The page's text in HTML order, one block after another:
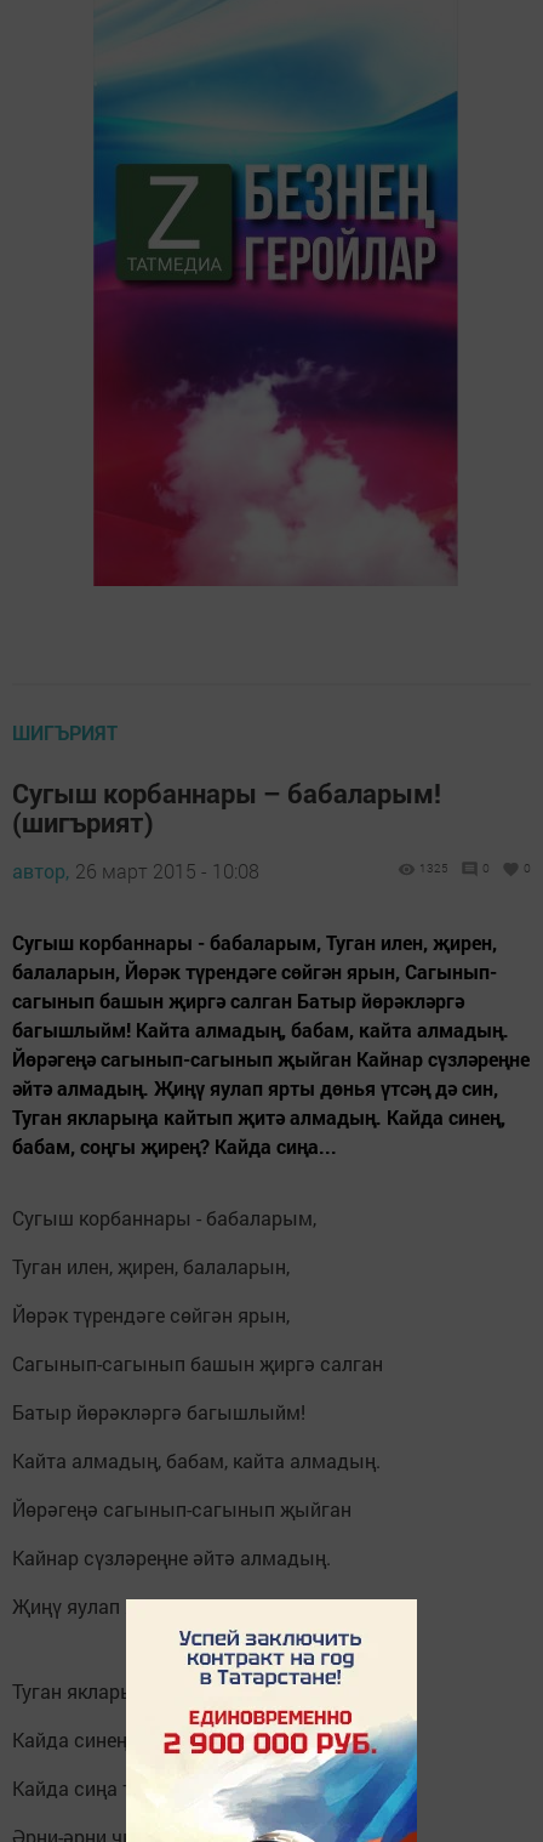
ШИГЪРИЯТ
Сугыш корбаннары – бабаларым!
(шигърият)
автор, 26 март 2015 - 10:08 1325 0 0
Сугыш корбаннары - бабаларым, Туган илен, җирен,
балаларын, Йөрәк түрендәге сөйгән ярын, Сагынып-
сагынып башын җиргә салган Батыр йөрәкләргә
багышлыйм! Кайта алмадың, бабам, кайта алмадың.
Йөрәгеңә сагынып-сагынып җыйган Кайнар сүзләреңне
әйтә алмадың. Җиңү яулап ярты дөнья үтсәң дә син,
Туган якларыңа кайтып җитә алмадың. Кайда синең,
бабам, соңгы җирең? Кайда сиңа...
Сугыш корбаннары - бабаларым,
Туган илен, җирен, балаларын,
Йөрәк түрендәге сөйгән ярын,
Сагынып-сагынып башын җиргә салган
Батыр йөрәкләргә багышлыйм!
Кайта алмадың, бабам, кайта алмадың.
Йөрәгеңә сагынып-сагынып җыйган
Кайнар сүзләреңне әйтә алмадың.
Җиңү яулап ярты дөнья үтсәң дә син,
Туган якларыңа кайтып җитә алмадың.
Кайда синең, бабам, соңгы җирең?
Кайда сиңа туфрак салынган?
Әрни-әрни чыккан изге җаның